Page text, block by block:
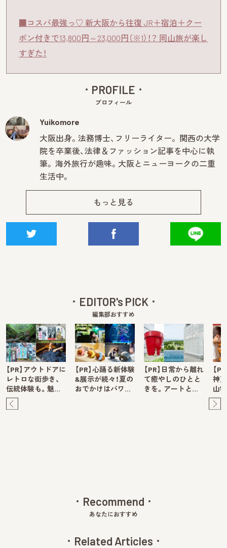
■コスパ最強っ♡ 新大阪から往復 JR＋宿泊＋クー
ポン付きで13,800円～23,000円（※1）！？ 岡山旅が楽し
すぎた！
PROFILE
プロフィール
Yuikomore
大阪出身。法務博士、フリーライター。 関西の大学
院を卒業後、法律＆ファッション記事を中心に執
筆。 海外旅行が趣味。大阪とニューヨークの二重
生活中。
もっと見る
EDITOR's PICK
編集部おすすめ
【PR】アウトドアに
レトロな街歩き、
伝統体験も。魅…
【PR】心踊る新体験
&展示が続々！夏の
おでかけはパワ…
【PR】日常から離れ
て癒やしのひとと
きを。アートと…
【
神
山
Recommend
あなたにおすすめ
Related Articles